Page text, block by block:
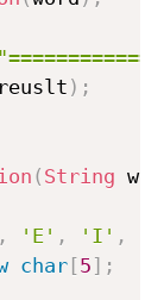
reuslt ) ;
( String
, 'E' , 'I' ,
char [5 ] ;